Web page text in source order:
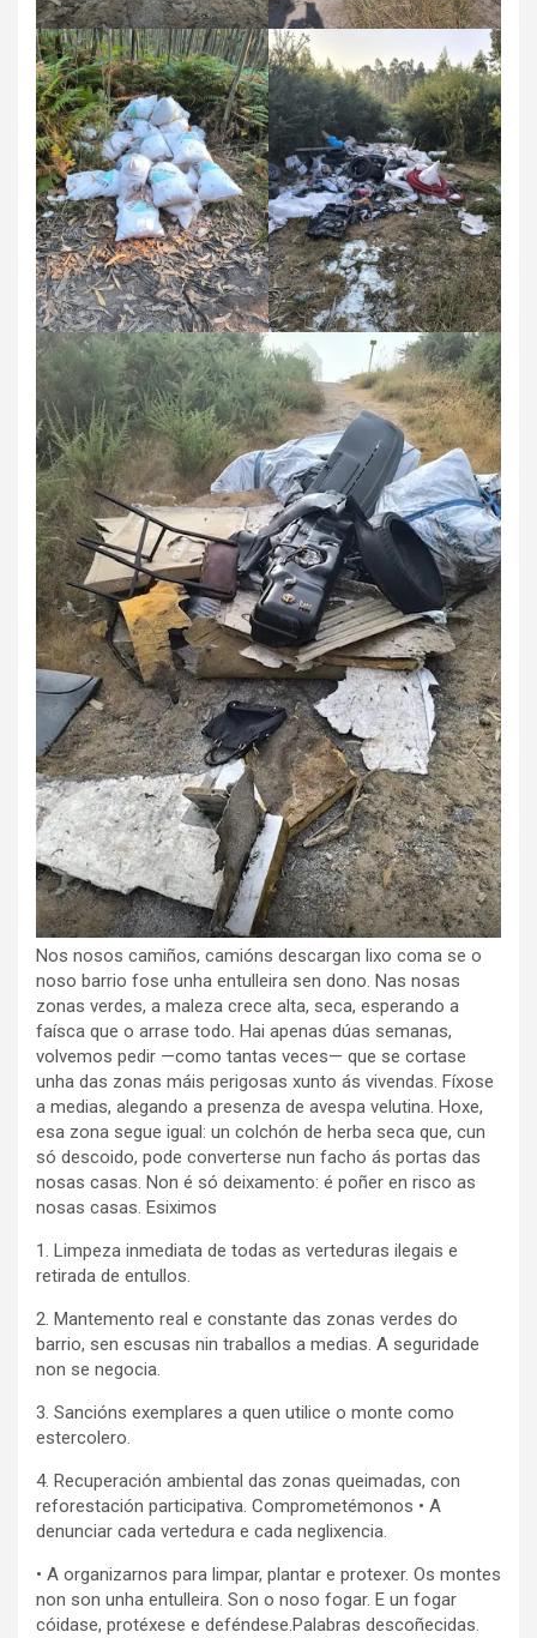
Nos nosos camiños, camións descargan lixo coma se o
noso barrio fose unha entulleira sen dono. Nas nosas
zonas verdes, a maleza crece alta, seca, esperando a
faísca que o arrase todo. Hai apenas dúas semanas,
volvemos pedir —como tantas veces— que se cortase
unha das zonas máis perigosas xunto ás vivendas. Fíxose
a medias, alegando a presenza de avespa velutina. Hoxe,
esa zona segue igual: un colchón de herba seca que, cun
só descoido, pode converterse nun facho ás portas das
nosas casas. Non é só deixamento: é poñer en risco as
nosas casas. Esiximos
1. Limpeza inmediata de todas as verteduras ilegais e
retirada de entullos.
2. Mantemento real e constante das zonas verdes do
barrio, sen escusas nin traballos a medias. A seguridade
non se negocia.
3. Sancións exemplares a quen utilice o monte como
estercolero.
4. Recuperación ambiental das zonas queimadas, con
reforestación participativa. Comprometémonos • A
denunciar cada vertedura e cada neglixencia.
• A organizarnos para limpar, plantar e protexer. Os montes
non son unha entulleira. Son o noso fogar. E un fogar
cóidase, protéxese e deféndese.Palabras descoñecidas.